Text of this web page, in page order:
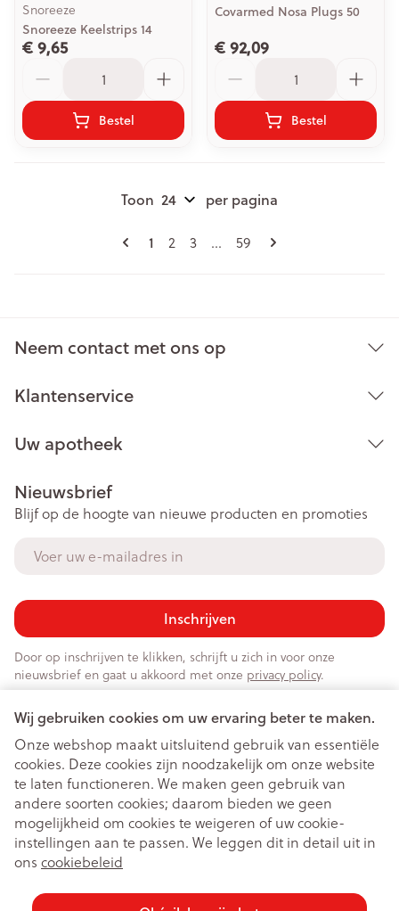
Wij gebruiken cookies om uw ervaring beter te maken.
Onze webshop maakt uitsluitend gebruik van essentiële
cookies. Deze cookies zijn noodzakelijk om onze website
te laten functioneren. We maken geen gebruik van
andere soorten cookies; daarom bieden we geen
mogelijkheid om cookies te weigeren of uw cookie-
instellingen aan te passen. We leggen dit in detail uit in
ons cookiebeleid
Snoreeze
Snoreeze Keelstrips 14
€ 9,65
Bestel
Covarmed Nosa Plugs 50
€ 92,09
Bestel
Pagina's
U lees momenteel pagina
1 Pagina
2 Pagina
3 ... Pagina
59
Toon per pagina
Neem contact met ons op
Klantenservice
Uw apotheek
Nieuwsbrief
Blijf op de hoogte van nieuwe producten en promoties
Inschrijven
Door op inschrijven te klikken, schrijft u zich in voor onze
nieuwsbrief en gaat u akkoord met onze privacy policy.
Juridische links